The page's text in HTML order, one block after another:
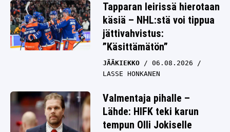
Tapparan leirissä hierotaan
käsiä – NHL:stä voi tippua
jättivahvistus:
”Käsittämätön”
JÄÄKIEKKO
06.08.2026
LASSE HONKANEN
Valmentaja pihalle –
Lähde: HIFK teki karun
tempun Olli Jokiselle